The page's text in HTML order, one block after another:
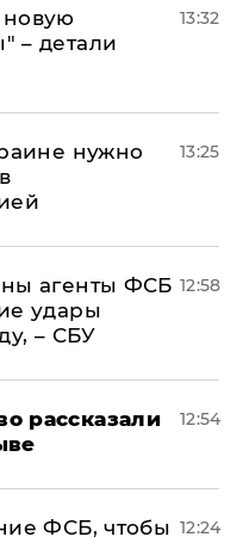
– детали
13:32
нужно
13:25
агенты ФСБ
удары
– СБУ
12:58
рассказали
12:54
ФСБ, чтобы 12:24